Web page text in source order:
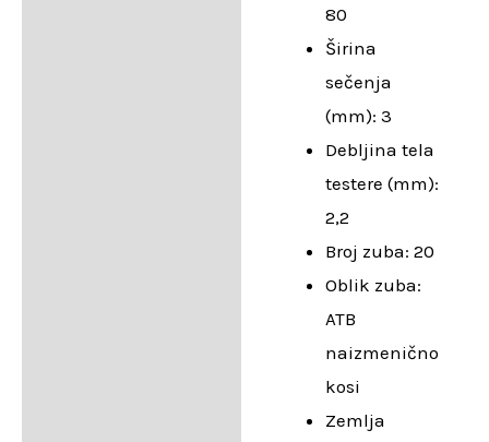
80
Širina
sečenja
(mm): 3
Debljina tela
testere (mm):
2,2
Broj zuba: 20
Oblik zuba:
ATB
naizmenično
kosi
Zemlja